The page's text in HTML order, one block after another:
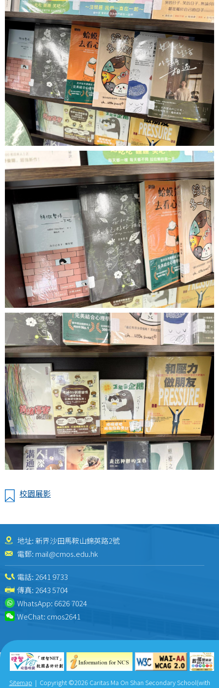
校園展影
地址: 新界沙田馬鞍山錦英路2號
電郵: mail@cmos.edu.hk
電話: 2641 9733
傳真: 2643 5704
WhatsApp:6626 7024
WeChat: cmos2641
Sitemap | Copyright ©2026 Caritas Ma On Shan Secondary School(with